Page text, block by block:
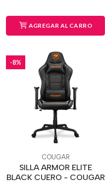
AGREGAR AL CARRO
-8%
COUGAR
SILLA ARMOR ELITE
BLACK CUERO - COUGAR